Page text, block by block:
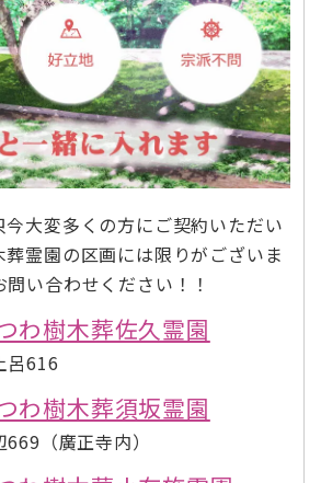
今大変多くの方にご契約いただい
霊園の区画には限りがございま
い合わせください！！
わ樹木葬佐久霊園
呂616
わ樹木葬須坂霊園
（廣正寺内）